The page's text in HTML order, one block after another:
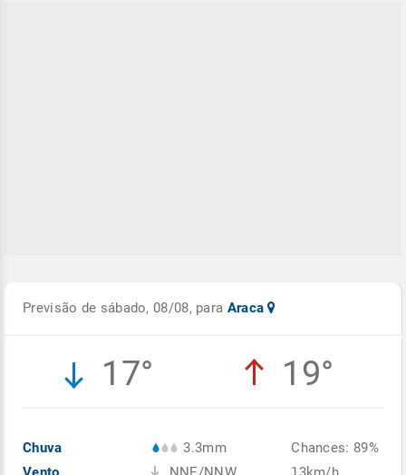
Previsão de sábado, 08/08, para Araca
17° 19°
Chuva
3.3mm
Chances: 89%